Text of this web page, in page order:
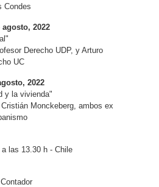
Condes
2022
Derecho UDP, y Arturo
UC
2022
y la vivienda"
Monckeberg, ambos ex
las 13.30 h - Chile